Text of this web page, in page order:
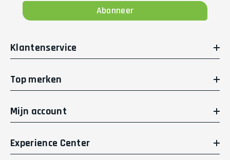
Abonneer
Klantenservice
Top merken
Mijn account
Experience Center